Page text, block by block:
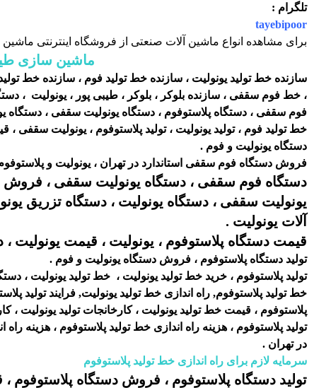
تلگرام :
tayebipoor
برای مشاهده انواع ماشین آلات صنعتی از فروشگاه اینترنتی
ماشین سازی
سازنده خط تولید یونولیت ، سازنده خط تولید فوم ، سازنده خط
، خط فوم سقفی ، سازنده بلوکر ، بلوکر ، طیبی پور ، یونولیت ،
فوم سقفی ، دستگاه پلاستوفوم ، دستگاه یونولیت سقفی ، دستگاه
خط تولید فوم ، تولید یونولیت ، تولید پلاستوفوم ، یونولیت
دستگاه یونولیت و فوم .
فروش دستگاه فوم سقفی استاندارد در تهران ، یونولیت و
دستگاه فوم سقفی ، دستگاه یونولیت سقفی ،
یونولیت سقفی ، دستگاه یونولیت ، دستگاه تزریق
آلات یونولیت .
قیمت دستگاه پلاستوفوم ، یونولیت ، قیمت یونولیت ،
تولید دستگاه پلاستوفوم ، فروش دستگاه یونولیت و فوم .
تولید پلاستوفوم ، خرید خط تولید یونولیت ، خط تولید یونولیت ،
خط تولید پلاستوفوم, راه اندازی خط تولید یونولیت, فرایند تولید
پلاستوفوم ، قیمت خط تولید یونولیت ، کارخانجات تولید یونولیت ،
تولید پلاستوفوم ، هزینه راه اندازی خط تولید پلاستوفوم ، هزینه
در تهران .
سرمایه لازم برای راه اندازی خط تولید پلاستوفوم
تولید دستگاه پلاستوفوم ، فروش دستگاه پلاستوفوم